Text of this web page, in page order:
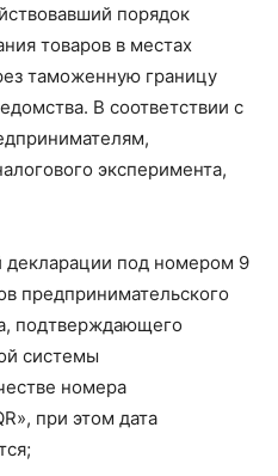
порядок
товаров в местах
таможенную границу
В соответствии с
эксперимента,
под номером 9
предпринимательского
подтверждающего
системы
номера
при этом дата